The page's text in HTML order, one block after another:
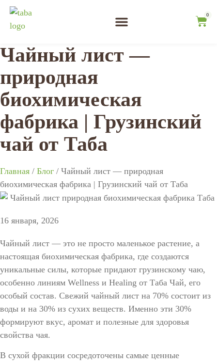
0
Чайный лист —
природная
биохимическая
фабрика | Грузинский
чай от Таба
Главная / Блог / Чайный лист — природная
биохимическая фабрика | Грузинский чай от Таба
16 января, 2026
Чайный лист — это не просто маленькое растение, а
настоящая биохимическая фабрика, где создаются
уникальные силы, которые придают грузинскому чаю,
особенно линиям Wellness и Healing от Таба Чай, его
особый состав. Свежий чайный лист на 70% состоит из
воды и на 30% из сухих веществ. Именно эти 30%
формируют вкус, аромат и полезные для здоровья
свойства чая.
В сухой фракции сосредоточены самые ценные